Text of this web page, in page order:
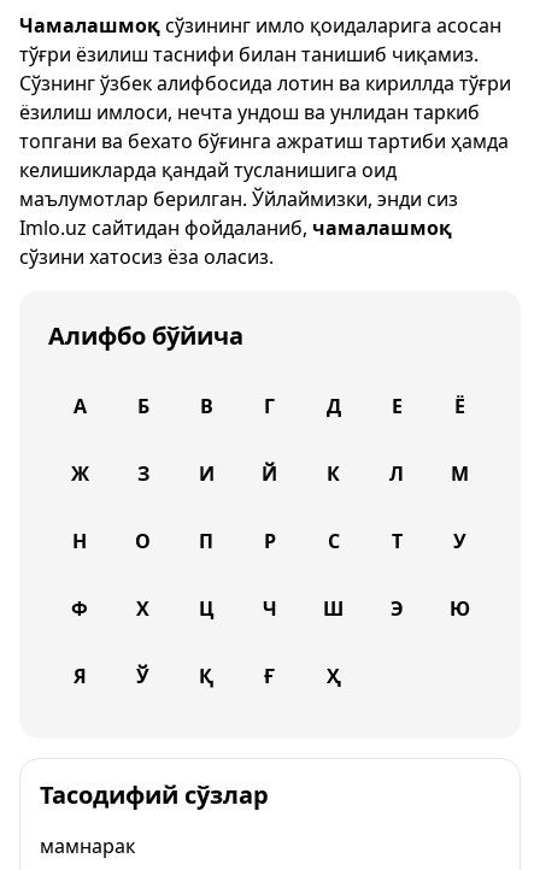
Чамалашмоқсўзининг имло қоидаларига асосан
тўғри ёзилиш таснифи билан танишиб чиқамиз.
Сўзнинг ўзбек алифбосида лотин ва кириллда тўғри
ёзилиш имлоси, нечта ундош ва унлидан таркиб
топгани ва бехато бўғинга ажратиш тартиби ҳамда
келишикларда қандай тусланишига оид
маълумотлар берилган. Ўйлаймизки, энди сиз
Imlo.uz сайтидан фойдаланиб, чамалашмоқ
сўзини хатосиз ёза оласиз.
Алифбо бўйича
А Б В Г Д Е Ё
Ж З И Й К Л М
Н О П Р С Т У
Ф Х Ц Ч Ш Э Ю
Я Ў Қ Ғ Ҳ
Тасодифий сўзлар
мамнарак